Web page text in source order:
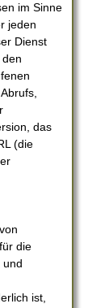
im Sinne
jeden
Dienst
das
(die
die
und
ist,